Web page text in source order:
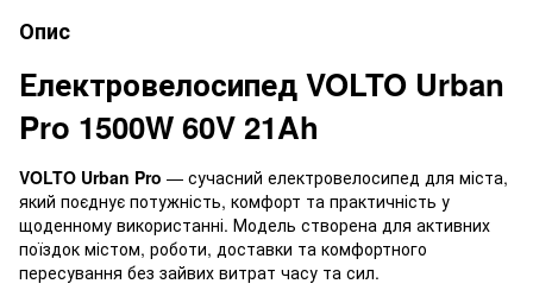
Опис
Електровелосипед VOLTO Urban
Pro 1500W 60V 21Ah
VOLTO Urban Pro — сучасний електровелосипед для міста,
який поєднує потужність, комфорт та практичність у
щоденному використанні. Модель створена для активних
поїздок містом, роботи, доставки та комфортного
пересування без зайвих витрат часу та сил.